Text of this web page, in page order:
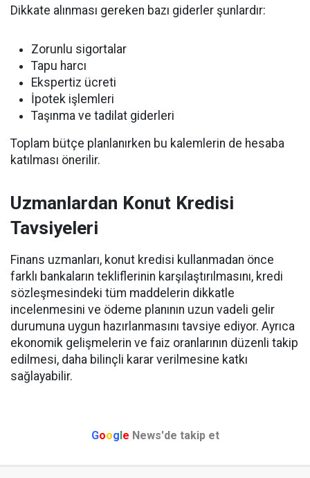
Dikkate alınması gereken bazı giderler şunlardır:
Zorunlu sigortalar
Tapu harcı
Ekspertiz ücreti
İpotek işlemleri
Taşınma ve tadilat giderleri
Toplam bütçe planlanırken bu kalemlerin de hesaba
katılması önerilir.
Uzmanlardan Konut Kredisi
Tavsiyeleri
Finans uzmanları, konut kredisi kullanmadan önce
farklı bankaların tekliflerinin karşılaştırılmasını, kredi
sözleşmesindeki tüm maddelerin dikkatle
incelenmesini ve ödeme planının uzun vadeli gelir
durumuna uygun hazırlanmasını tavsiye ediyor. Ayrıca
ekonomik gelişmelerin ve faiz oranlarının düzenli takip
edilmesi, daha bilinçli karar verilmesine katkı
sağlayabilir.
Google News'de takip et